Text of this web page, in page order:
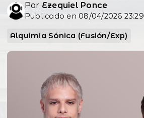
Por Ezequiel Ponce
Publicado en 08/04/2026 23:29
Alquimia Sónica (Fusión/Exp)